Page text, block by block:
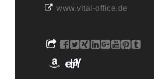
www.vital-office.de